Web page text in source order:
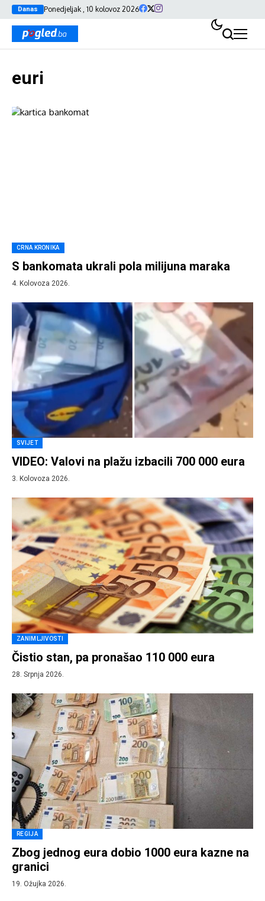
Danas Ponedjeljak , 10 kolovoz 2026
euri
CRNA KRONIKA
S bankomata ukrali pola milijuna maraka
4. Kolovoza 2026.
SVIJET
VIDEO: Valovi na plažu izbacili 700 000 eura
3. Kolovoza 2026.
ZANIMLJIVOSTI
Čistio stan, pa pronašao 110 000 eura
28. Srpnja 2026.
REGIJA
Zbog jednog eura dobio 1000 eura kazne na
granici
19. Ožujka 2026.